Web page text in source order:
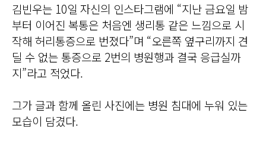
김빈우는 10일 자신의 인스타그램에 “지난 금요일 밤
부터 이어진 복통은 처음엔 생리통 같은 느낌으로 시
작해 허리통증으로 번졌다”며 “오른쪽 옆구리까지 견
딜 수 없는 통증으로 2번의 병원행과 결국 응급실까
지”라고 적었다.
그가 글과 함께 올린 사진에는 병원 침대에 누워 있는
모습이 담겼다.